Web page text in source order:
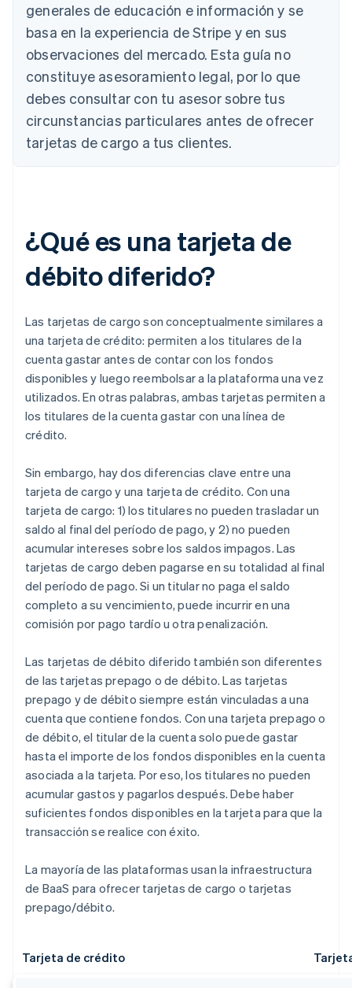
generales de educación e información y se
basa en la experiencia de Stripe y en sus
observaciones del mercado. Esta guía no
constituye asesoramiento legal, por lo que
debes consultar con tu asesor sobre tus
circunstancias particulares antes de ofrecer
tarjetas de cargo a tus clientes.
¿Qué es una tarjeta de
débito diferido?
Las tarjetas de cargo son conceptualmente similares a
una tarjeta de crédito: permiten a los titulares de la
cuenta gastar antes de contar con los fondos
disponibles y luego reembolsar a la plataforma una vez
utilizados. En otras palabras, ambas tarjetas permiten a
los titulares de la cuenta gastar con una línea de
crédito.
Sin embargo, hay dos diferencias clave entre una
tarjeta de cargo y una tarjeta de crédito. Con una
tarjeta de cargo: 1) los titulares no pueden trasladar un
saldo al final del período de pago, y 2) no pueden
acumular intereses sobre los saldos impagos. Las
tarjetas de cargo deben pagarse en su totalidad al final
del período de pago. Si un titular no paga el saldo
completo a su vencimiento, puede incurrir en una
comisión por pago tardío u otra penalización.
Las tarjetas de débito diferido también son diferentes
de las tarjetas prepago o de débito. Las tarjetas
prepago y de débito siempre están vinculadas a una
cuenta que contiene fondos. Con una tarjeta prepago o
de débito, el titular de la cuenta solo puede gastar
hasta el importe de los fondos disponibles en la cuenta
asociada a la tarjeta. Por eso, los titulares no pueden
acumular gastos y pagarlos después. Debe haber
suficientes fondos disponibles en la tarjeta para que la
transacción se realice con éxito.
La mayoría de las plataformas usan la infraestructura
de BaaS para ofrecer tarjetas de cargo o tarjetas
prepago/débito.
Tarjeta de crédito